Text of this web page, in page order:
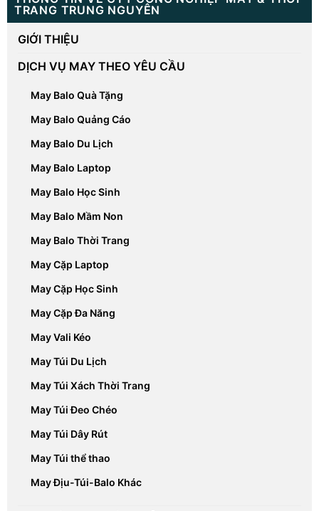
TRANG TRUNG NGUYÊN
GIỚI THIỆU
DỊCH VỤ MAY THEO YÊU CẦU
May Balo Quà Tặng
May Balo Quảng Cáo
May Balo Du Lịch
May Balo Laptop
May Balo Học Sinh
May Balo Mầm Non
May Balo Thời Trang
May Cặp Laptop
May Cặp Học Sinh
May Cặp Đa Năng
May Vali Kéo
May Túi Du Lịch
May Túi Xách Thời Trang
May Túi Đeo Chéo
May Túi Dây Rút
May Túi thể thao
May Địu-Túi-Balo Khác